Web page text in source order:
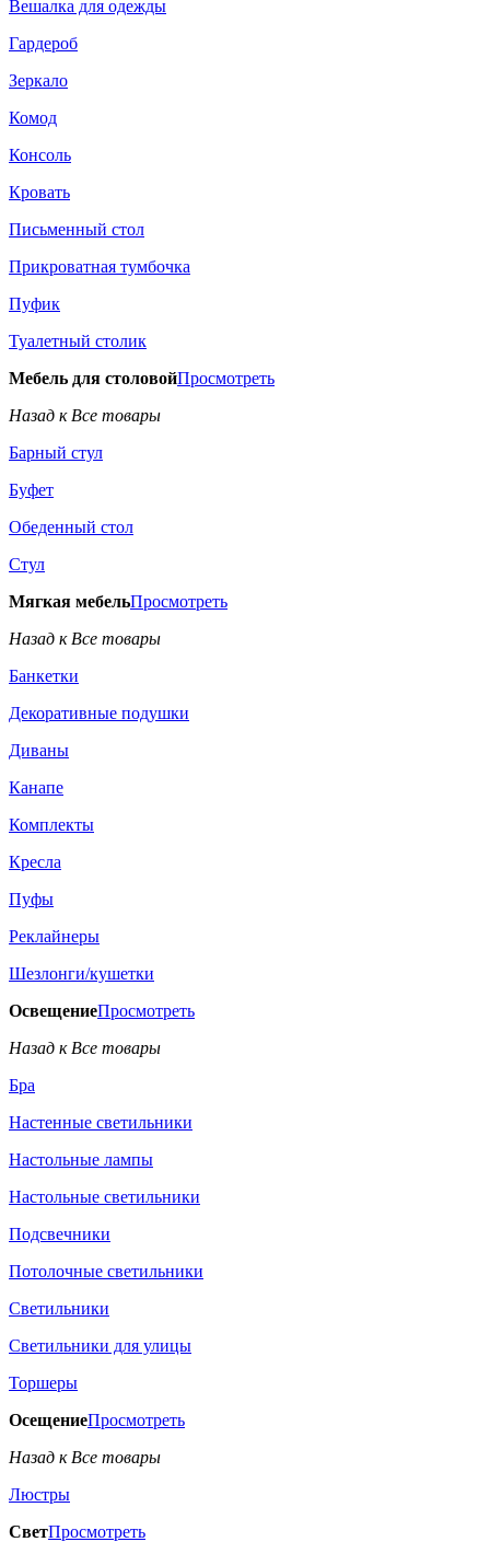
Вешалка для одежды
Гардероб
Зеркало
Комод
Консоль
Кровать
Письменный стол
Прикроватная тумбочка
Пуфик
Туалетный столик
Мебель для столовойПросмотреть
Назад к Все товары
Барный стул
Буфет
Обеденный стол
Стул
Мягкая мебельПросмотреть
Назад к Все товары
Банкетки
Декоративные подушки
Диваны
Канапе
Комплекты
Кресла
Пуфы
Реклайнеры
Шезлонги/кушетки
ОсвещениеПросмотреть
Назад к Все товары
Бра
Настенные светильники
Настольные лампы
Настольные светильники
Подсвечники
Потолочные светильники
Светильники
Светильники для улицы
Торшеры
ОсещениеПросмотреть
Назад к Все товары
Люстры
СветПросмотреть